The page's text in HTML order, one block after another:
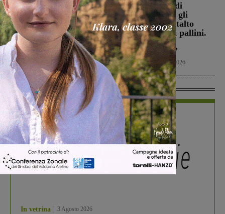
La schiacciatrice Kalina
Pylinska l’ultimo tassello
della Passione Valdarno
Volley
Figline Incisa Valdarno
5 Agosto 2026
Ennesimo atto di
violenza contro gli
animali: a Montalto
gatto colpito da pallini.
Enpa: “Atto
ingiustificabile”
Cronaca 5 Agosto 2026
In Vetrina
In vetrina 3 Agosto 2026